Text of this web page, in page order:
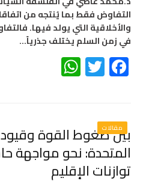
التفاوض فقط بما يُنتجه من
والأخلاقية التي يولد فيها.
في زمن السلم يختلف جذرياً…
Facebook
Twitter
مقالات
بين ضغوط القوة
المتحدة: نحو مواجهة
توازنات الإقليم